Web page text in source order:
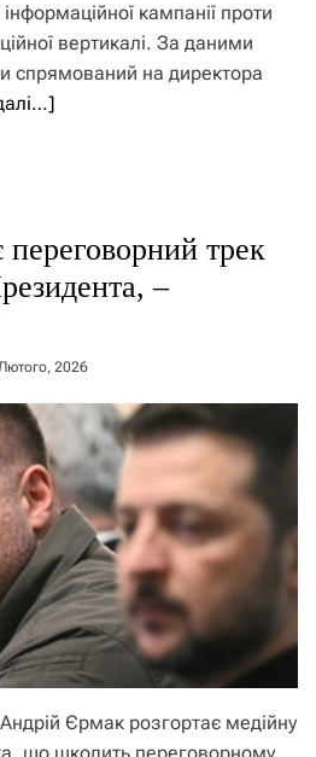
кампанії проти
вертикалі. За даними
спрямований на директора
трек
–
2026
Єрмак розгортає медійну